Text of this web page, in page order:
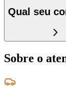
Qual seu
Sobre o